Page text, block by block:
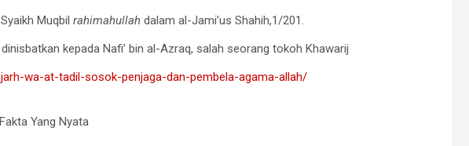
Muqbil rahimahullah dalam al-Jami’us Shahih,1/201.
kepada Nafi’ bin al-Azraq, salah seorang tokoh Khawarij
wa-at-tadil-sosok-penjaga-dan-pembela-agama-allah/
Yang Nyata